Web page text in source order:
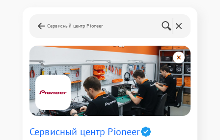
Сервисный центр Pioneer
Сервисный центр Pioneer